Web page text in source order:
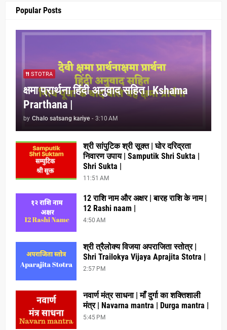
Popular Posts
STOTRA
क्षमा प्रार्थना हिंदी अनुवाद सहित | Kshama
Prarthana |
by Chalo satsang kariye - 3:10 AM
श्री सांपुटिक श्री सूक्त | घोर दरिद्रता
निवारण उपाय | Samputik Shri Sukta |
Shri Sukta |
11:51 AM
12 राशि नाम और अक्षर | बारह राशि के नाम |
12 Rashi naam |
4:50 AM
श्री त्रैलोक्य विजया अपराजिता स्तोत्र |
Shri Trailokya Vijaya Aprajita Stotra |
2:57 PM
नवार्ण मंत्र साधना | माँ दुर्गा का शक्तिशाली
मंत्र | Navarna mantra | Durga mantra |
5:45 PM